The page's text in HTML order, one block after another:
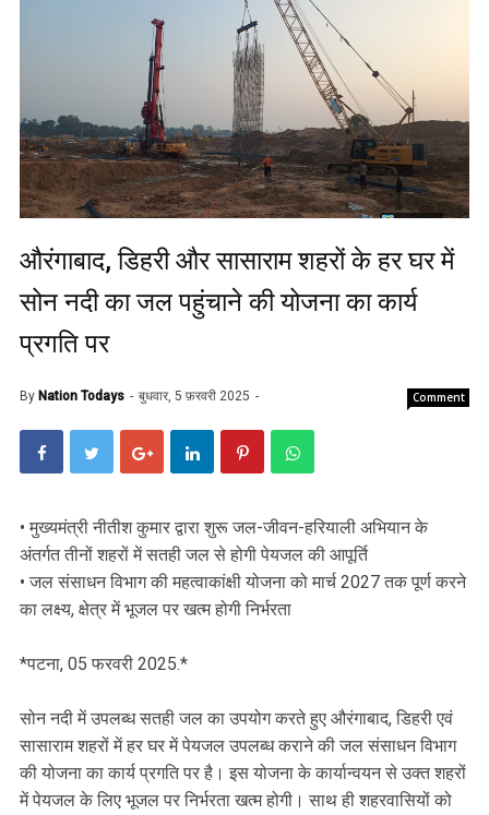
औरंगाबाद, डिहरी और सासाराम शहरों के हर घर में
सोन नदी का जल पहुंचाने की योजना का कार्य
प्रगति पर
By Nation Todays बुधवार, 5 फ़रवरी 2025 Comment
• मुख्यमंत्री नीतीश कुमार द्वारा शुरू जल-जीवन-हरियाली अभियान के
अंतर्गत तीनों शहरों में सतही जल से होगी पेयजल की आपूर्ति
• जल संसाधन विभाग की महत्वाकांक्षी योजना को मार्च 2027 तक पूर्ण करने
का लक्ष्य, क्षेत्र में भूजल पर खत्म होगी निर्भरता
*पटना, 05 फरवरी 2025.*
सोन नदी में उपलब्ध सतही जल का उपयोग करते हुए औरंगाबाद, डिहरी एवं
सासाराम शहरों में हर घर में पेयजल उपलब्ध कराने की जल संसाधन विभाग
की योजना का कार्य प्रगति पर है। इस योजना के कार्यान्वयन से उक्त शहरों
में पेयजल के लिए भूजल पर निर्भरता खत्म होगी। साथ ही शहरवासियों को